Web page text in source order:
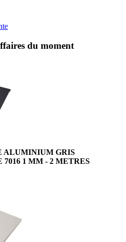
du moment
ALUMINIUM GRIS
1 MM - 2 METRES